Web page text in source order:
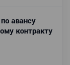
авансу
контракту